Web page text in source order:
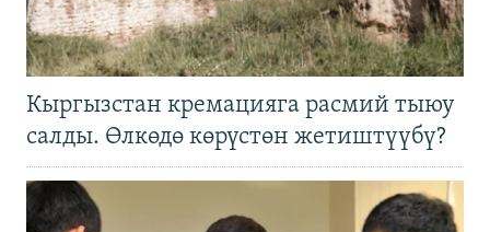
Кыргызстан кремацияга расмий тыюу
салды. Өлкөдө көрүстөн жетиштүүбү?